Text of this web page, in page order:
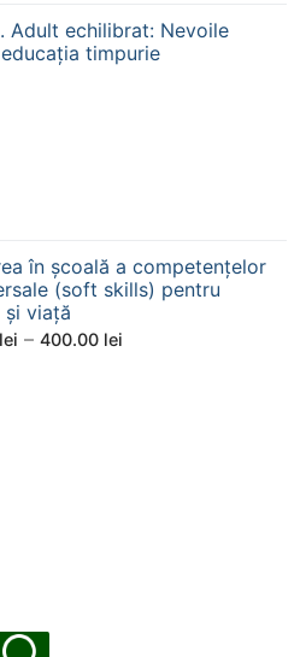
330.00 lei
prețuri:
200.00 lei
Adult echilibrat: Nevoile
timpurie
în școală a competențelor
(soft skills) pentru
și viață
lei – 400.00 lei